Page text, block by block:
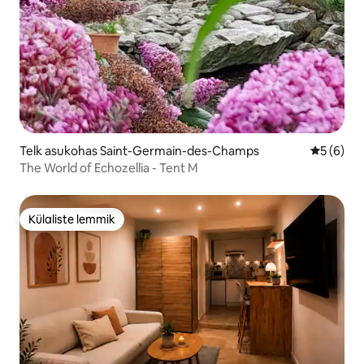
Telk asukohas Saint-Germain-des-Champs
5 (6)
The World of Echozellia - Tent M
Külaliste lemmik
Külaliste lemmik